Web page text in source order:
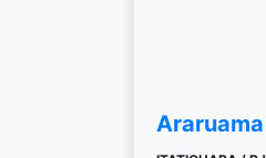
Araruama